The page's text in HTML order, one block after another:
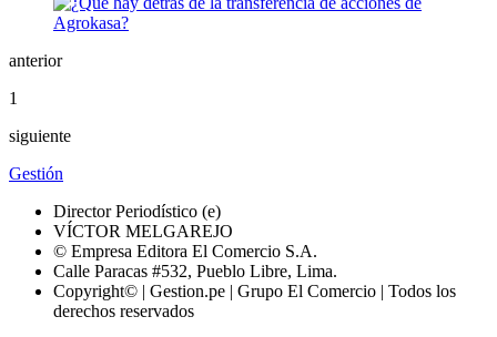
anterior
1
siguiente
Gestión
Director Periodístico (e)
VÍCTOR MELGAREJO
© Empresa Editora El Comercio S.A.
Calle Paracas #532, Pueblo Libre, Lima.
Copyright© | Gestion.pe | Grupo El Comercio | Todos los
derechos reservados